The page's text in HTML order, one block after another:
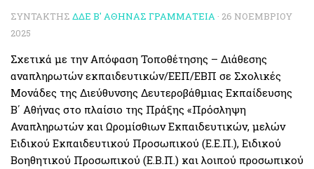
ΣΥΝΤΆΚΤΗΣ ΔΔΕ Β' ΑΘΉΝΑΣ ΓΡΑΜΜΑΤΕΊΑ · 26 ΝΟΕΜΒΡΊΟΥ
2025
Σχετικά με την Απόφαση Τοποθέτησης – Διάθεσης
αναπληρωτών εκπαιδευτικών/ΕΕΠ/ΕΒΠ σε Σχολικές
Μονάδες της Διεύθυνσης Δευτεροβάθμιας Εκπαίδευσης
Β΄ Αθήνας στο πλαίσιο της Πράξης «Πρόσληψη
Αναπληρωτών και Ωρομίσθιων Εκπαιδευτικών, μελών
Ειδικού Εκπαιδευτικού Προσωπικού (Ε.Ε.Π.), Ειδικού
Βοηθητικού Προσωπικού (Ε.Β.Π.) και λοιπού προσωπικού